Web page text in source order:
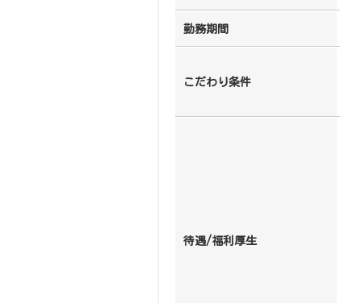
勤務期間
こだわり条件
待遇/福利厚生